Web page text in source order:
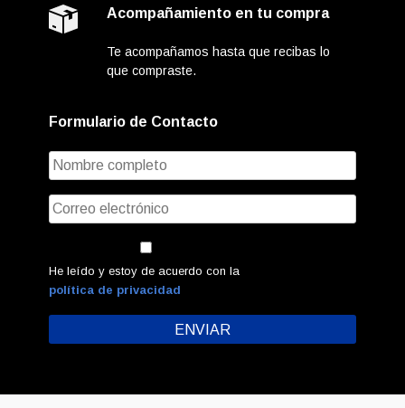
Acompañamiento en tu compra
Te acompañamos hasta que recibas lo
que compraste.
Formulario de Contacto
He leído y estoy de acuerdo con la
política de privacidad